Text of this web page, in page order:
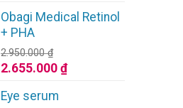
là:
tại
Obagi Medical Retinol
+ PHA
2.950.000₫
Giá
là:
2.655.000 ₫Giá
Eye serum